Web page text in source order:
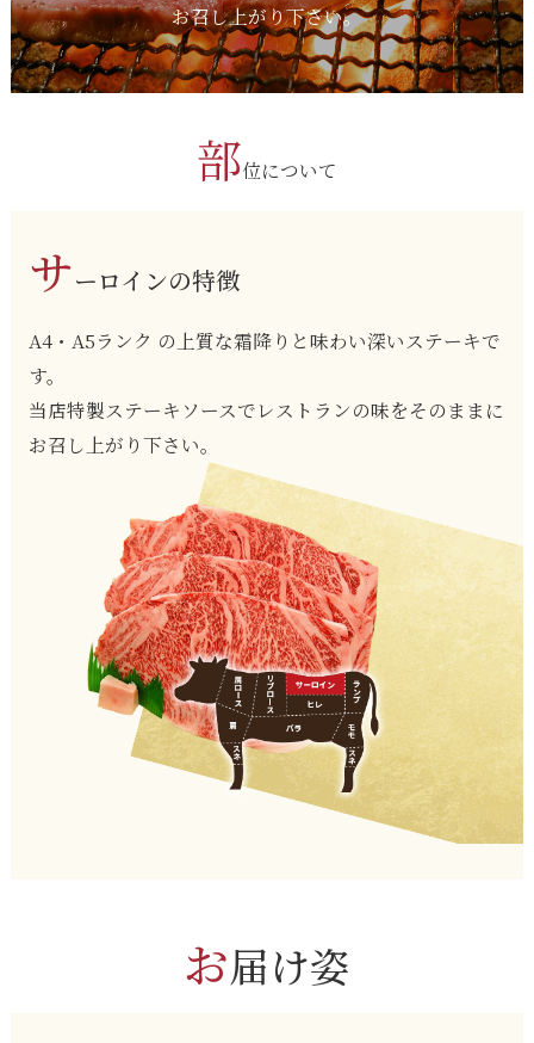
お召し上がり下さい。
部位について
サーロインの特徴
A4・A5ランク の上質な霜降りと味わい深いステーキで
す。
当店特製ステーキソースでレストランの味をそのままに
お召し上がり下さい。
お届け姿